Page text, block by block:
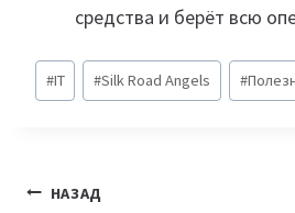
средства и берёт всю
Метки
записи:
#IT #Silk Road Angels #
Навигация
НАЗАД